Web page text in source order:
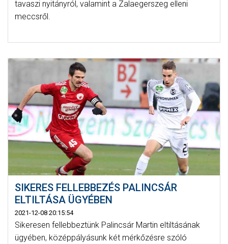
tavaszi nyitányról, valamint a Zalaegerszeg elleni
meccsről.
SIKERES FELLEBBEZÉS PALINCSÁR
ELTILTÁSA ÜGYÉBEN
2021-12-08 20:15:54
Sikeresen fellebbeztünk Palincsár Martin eltiltásának
ügyében, középpályásunk két mérkőzésre szóló